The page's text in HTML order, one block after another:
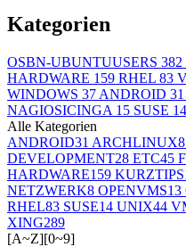
Kategorien
OSBN-UBUNTUUSERS 382
HARDWARE 159 RHEL 83
WINDOWS 37 ANDROID 31
NAGIOSICINGA 15 SUSE 14
Alle Kategorien
ANDROID31 ARCHLINUX8
DEVELOPMENT28 ETC45
HARDWARE159 KURZTIPS
NETZWERK8 OPENVMS13
RHEL83 SUSE14 UNIX44
XING289
[A~Z][0~9]